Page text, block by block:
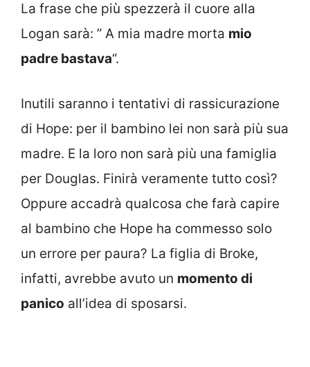
La frase che più spezzerà il cuore alla
Logan sarà: ” A mia madre morta mio
padre bastava“.
Inutili saranno i tentativi di rassicurazione
di Hope: per il bambino lei non sarà più sua
madre. E la loro non sarà più una famiglia
per Douglas. Finirà veramente tutto così?
Oppure accadrà qualcosa che farà capire
al bambino che Hope ha commesso solo
un errore per paura? La figlia di Broke,
infatti, avrebbe avuto un momento di
panico all’idea di sposarsi.